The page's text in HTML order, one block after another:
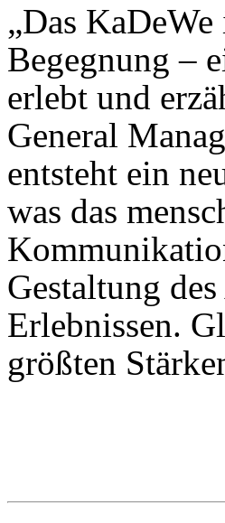
„Das
Begegnung –
erlebt und
General
entsteht ein
was das
Gestaltung
Erlebnissen.
größten